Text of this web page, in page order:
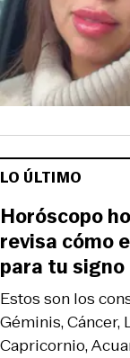
LO ÚLTIMO
Estos son los
Géminis, Cáncer,
Capricornio,
Horóscopo
revisa cómo
para tu